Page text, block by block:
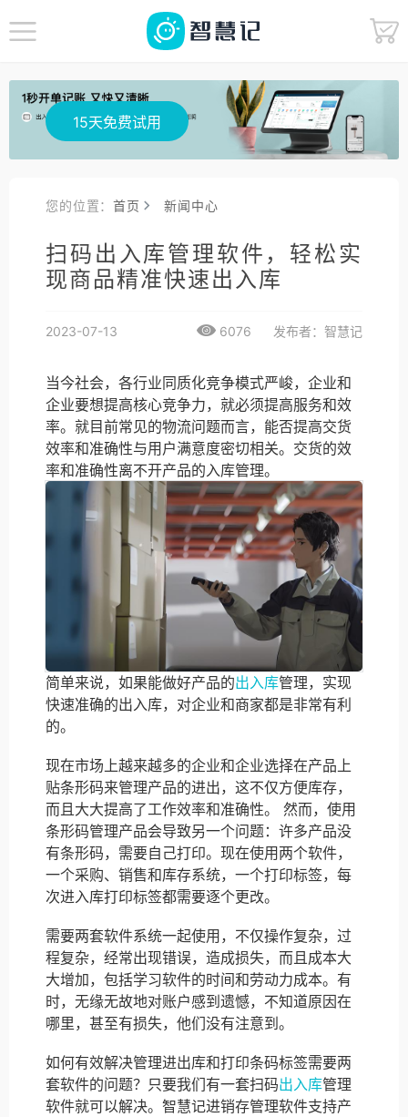
15天免费试用
您的位置：首页 新闻中心
扫码出入库管理软件，轻松实
现商品精准快速出入库
2023-07-13 6076 发布者：智慧记
当今社会，各行业同质化竞争模式严峻，企业和
企业要想提高核心竞争力，就必须提高服务和效
率。就目前常见的物流问题而言，能否提高交货
效率和准确性与用户满意度密切相关。交货的效
率和准确性离不开产品的入库管理。
简单来说，如果能做好产品的出入库管理，实现
快速准确的出入库，对企业和商家都是非常有利
的。
现在市场上越来越多的企业和企业选择在产品上
贴条形码来管理产品的进出，这不仅方便库存，
而且大大提高了工作效率和准确性。 然而，使用
条形码管理产品会导致另一个问题：许多产品没
有条形码，需要自己打印。现在使用两个软件，
一个采购、销售和库存系统，一个打印标签，每
次进入库打印标签都需要逐个更改。
需要两套软件系统一起使用，不仅操作复杂，过
程复杂，经常出现错误，造成损失，而且成本大
大增加，包括学习软件的时间和劳动力成本。有
时，无缘无故地对账户感到遗憾，不知道原因在
哪里，甚至有损失，他们没有注意到。
如何有效解决管理进出库和打印条码标签需要两
套软件的问题？只要我们有一套扫码出入库管理
软件就可以解决。智慧记进销存管理软件支持产